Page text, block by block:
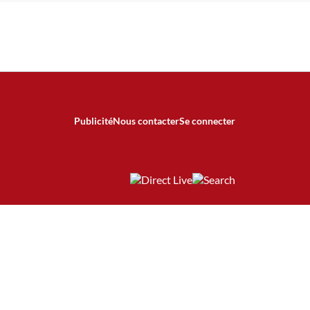
PublicitéNous contacterSe connecter